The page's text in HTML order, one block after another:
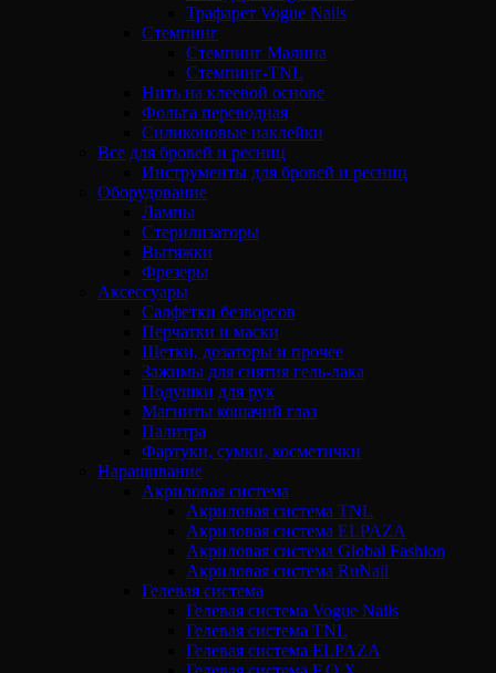
Трафарет Vogue Nails
Стемпинг
Стемпинг Малина
Стемпинг-TNL
Нить на клеевой основе
Фольга переводная
Силиконовые наклейки
Все для бровей и ресниц
Инструменты для бровей и ресниц
Оборудование
Лампы
Стерилизаторы
Вытяжки
Фрезеры
Аксессуары
Салфетки безворсов
Перчатки и маски
Щетки, дозаторы и прочее
Зажимы для снятия гель-лака
Подушки для рук
Магниты кошачий глаз
Палитра
Фартуки, сумки, косметички
Наращивание
Акриловая система
Акриловая система TNL
Акриловая система ELPAZA
Акриловая система Global Fashion
Акриловая система RuNail
Гелевая система
Гелевая система Vogue Nails
Гелевая система TNL
Гелевая система ELPAZA